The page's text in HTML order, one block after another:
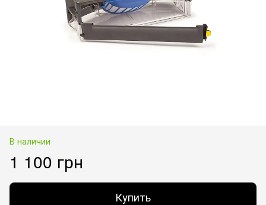
В наличии
1 100 грн
Купить